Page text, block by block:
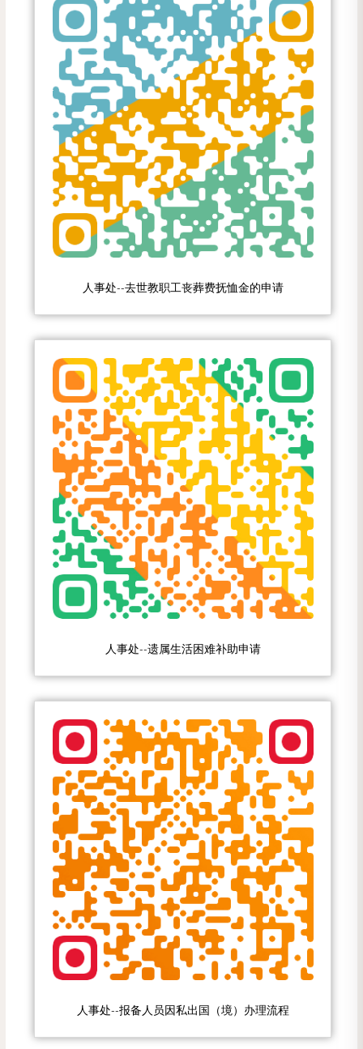
人事处--去世教职工丧葬费抚恤金的申请
人事处--遗属生活困难补助申请
人事处--报备人员因私出国（境）办理流程